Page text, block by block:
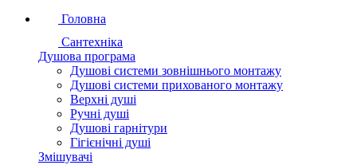
Головна
Сантехніка
Душова програма
Душові системи зовнішнього монтажу
Душові системи прихованого монтажу
Верхні душі
Ручні душі
Душові гарнітури
Гігієнічні душі
Змішувачі